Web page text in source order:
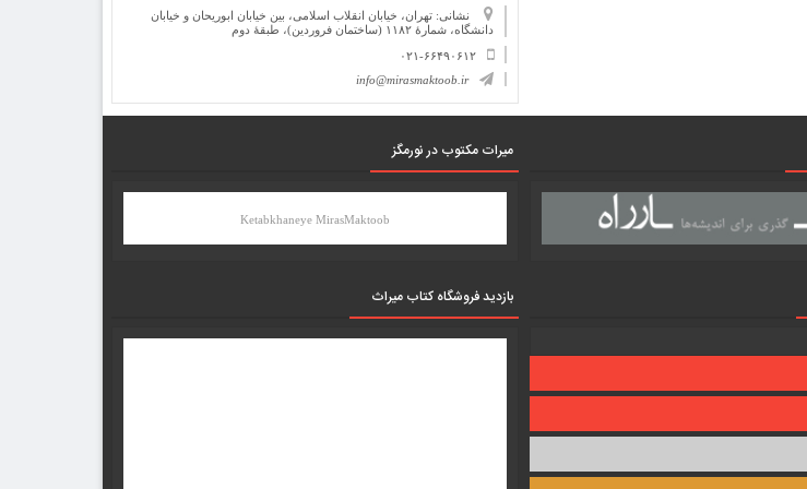
نشانی: تهران، خیابان انقلاب اسلامی، بین خیابان ابوریحان و خیابان
دانشگاه، شمارۀ ۱۱۸۲ (ساختمان فروردین)، طبقۀ دوم
۰۲۱-۶۶۴۹۰۶۱۲
info@mirasmaktoob.ir
میرات مکتوب در نورمگز
Ketabkhaneye MirasMaktoob
بازدید فروشگاه کتاب میراث